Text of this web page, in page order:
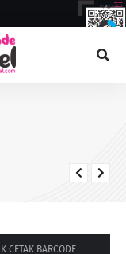
CETAK BARCODE